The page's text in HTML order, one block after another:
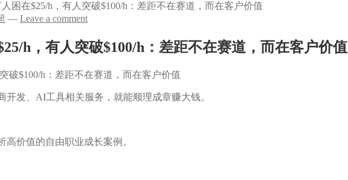
困在$25/h，有人突破$100/h：差距不在赛道，而在客户价值
— Leave a comment
h，有人突破$100/h：差距不在赛道，而在客户价值
发、AI工具相关服务，就能顺理成章赚大钱。
高价值的自由职业成长案例。